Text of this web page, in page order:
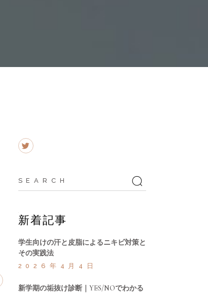
Search
for:
新着記事
学生向けの汗と皮脂によるニキビ対策と
その実践法
2026年4月4日
新学期の垢抜け診断｜YES/NOでわかる